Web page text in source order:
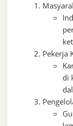
Pekerja
di